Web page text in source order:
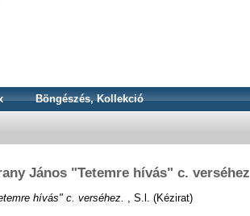
Böngészés, Kollekció
János "Tetemre hívás" c. verséhez
hívás" c. verséhez. , S.l. (Kézirat)